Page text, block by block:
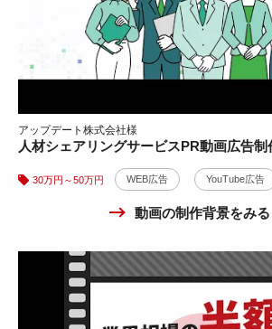
アップデート株式会社様
人材シェアリングサービスPR動画広告制
30万円～50万円 WEB広告 YouTube広告
動画の制作背景をみる
10万円～30万円
WEB広告 X広告
システム開発会社テレビCM事例
WEB広告 テレビCM